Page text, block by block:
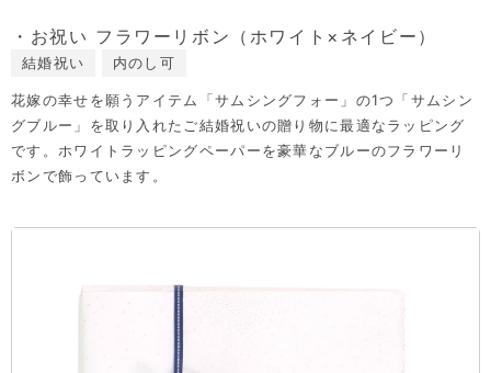
・お祝い フラワーリボン（ホワイト×ネイビー）
結婚祝い 内のし可
花嫁の幸せを願うアイテム「サムシングフォー」の1つ「サムシン
グブルー」を取り入れたご結婚祝いの贈り物に最適なラッピング
です。ホワイトラッピングペーパーを豪華なブルーのフラワーリ
ボンで飾っています。